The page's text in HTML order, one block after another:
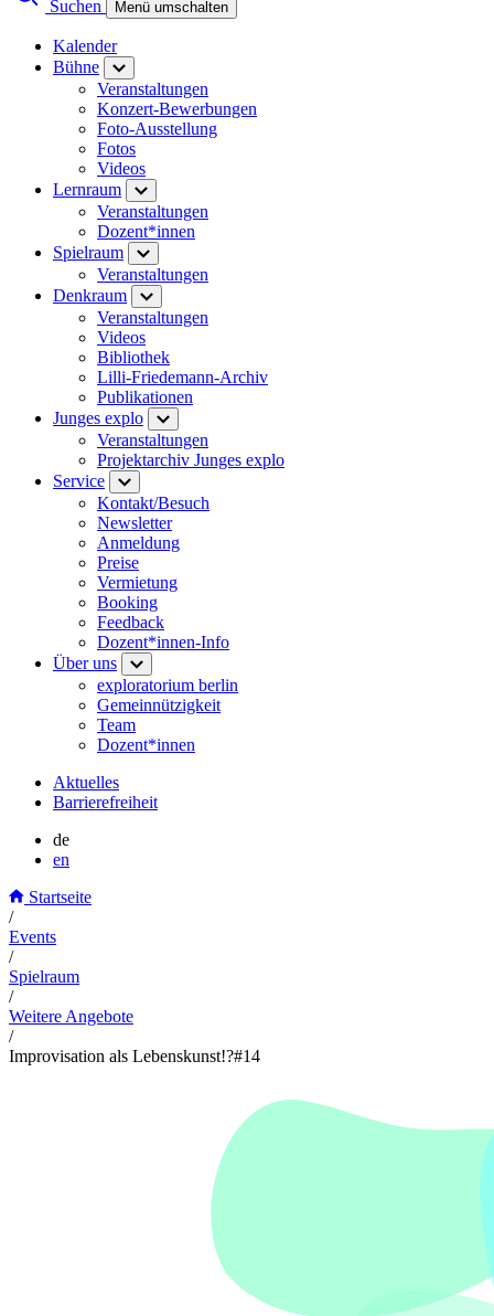
Suchen Menü umschalten
Kalender
Bühne
Veranstaltungen
Konzert-Bewerbungen
Foto-Ausstellung
Fotos
Videos
Lernraum
Veranstaltungen
Dozent*innen
Spielraum
Veranstaltungen
Denkraum
Veranstaltungen
Videos
Bibliothek
Lilli-Friedemann-Archiv
Publikationen
Junges explo
Veranstaltungen
Projektarchiv Junges explo
Service
Kontakt/Besuch
Newsletter
Anmeldung
Preise
Vermietung
Booking
Feedback
Dozent*innen-Info
Über uns
exploratorium berlin
Gemeinnützigkeit
Team
Dozent*innen
Aktuelles
Barrierefreiheit
de
en
Startseite
/
Events
/
Spielraum
/
Weitere Angebote
/
Improvisation als Lebenskunst!?#14